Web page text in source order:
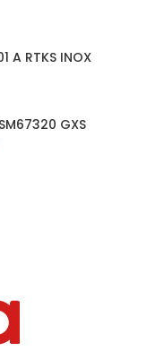
A RTKS INOX
GXS